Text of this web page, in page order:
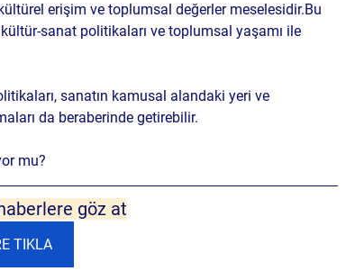
erişim ve toplumsal değerler meselesidir.Bu
kültür-sanat politikaları ve toplumsal yaşamı ile
sanatın kamusal alandaki yeri ve
da beraberinde getirebilir.
mu?
göz at
TIKLA